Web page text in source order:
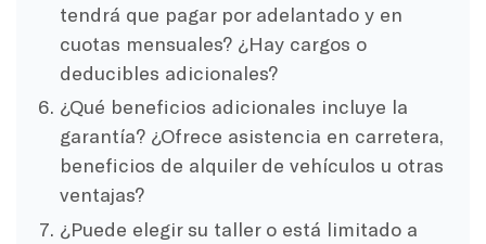
tendrá que pagar por adelantado y en
cuotas mensuales? ¿Hay cargos o
deducibles adicionales?
¿Qué beneficios adicionales incluye la
garantía? ¿Ofrece asistencia en carretera,
beneficios de alquiler de vehículos u otras
ventajas?
¿Puede elegir su taller o está limitado a